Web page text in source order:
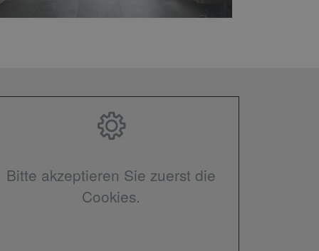
Bitte akzeptieren Sie zuerst die
Cookies.